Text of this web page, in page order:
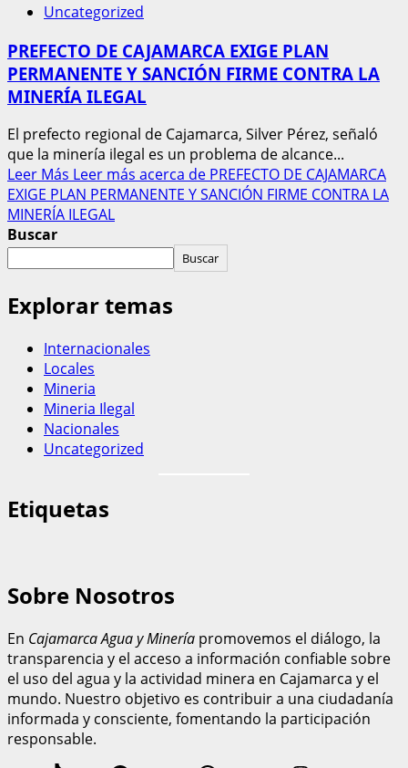
Uncategorized
PREFECTO DE CAJAMARCA EXIGE PLAN
PERMANENTE Y SANCIÓN FIRME CONTRA LA
MINERÍA ILEGAL
El prefecto regional de Cajamarca, Silver Pérez, señaló
que la minería ilegal es un problema de alcance...
Leer Más Leer más acerca de PREFECTO DE CAJAMARCA
EXIGE PLAN PERMANENTE Y SANCIÓN FIRME CONTRA LA
MINERÍA ILEGAL
Buscar
Buscar
Explorar temas
Internacionales
Locales
Mineria
Mineria Ilegal
Nacionales
Uncategorized
Etiquetas
Sobre Nosotros
En Cajamarca Agua y Minería promovemos el diálogo, la
transparencia y el acceso a información confiable sobre
el uso del agua y la actividad minera en Cajamarca y el
mundo. Nuestro objetivo es contribuir a una ciudadanía
informada y consciente, fomentando la participación
responsable.